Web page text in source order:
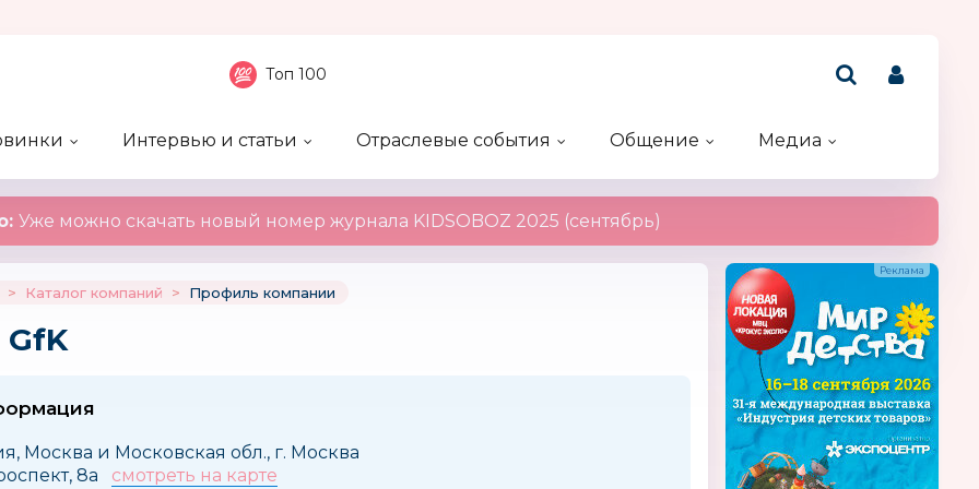
Топ 100
Интервью и статьи
Отраслевые события
Общение
Медиа
Уже можно скачать новый номер журнала KIDSOBOZ 2025 (сентябрь)
> Каталог компаний > Профиль компании
Москва и Московская обл., г. Москва
8а смотреть на карте